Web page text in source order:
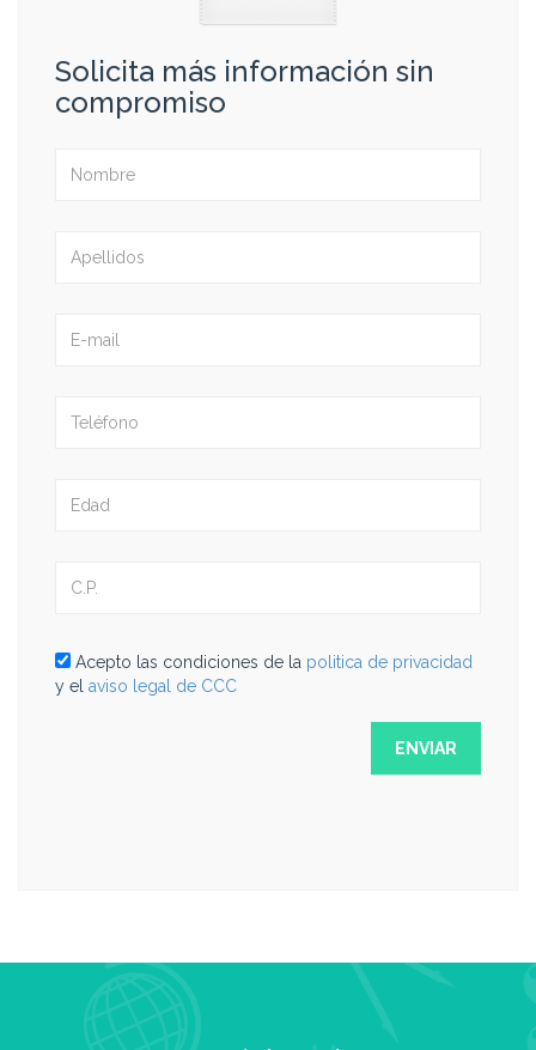
Solicita más información sin
compromiso
Acepto las condiciones de la politica de privacidad
y el aviso legal de CCC